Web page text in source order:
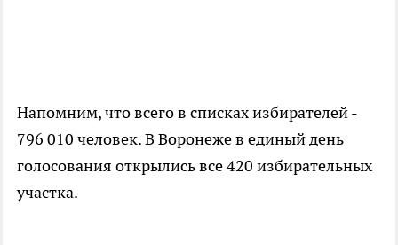
Напомним, что всего в списках избирателей -
796 010 человек. В Воронеже в единый день
голосования открылись все 420 избирательных
участка.